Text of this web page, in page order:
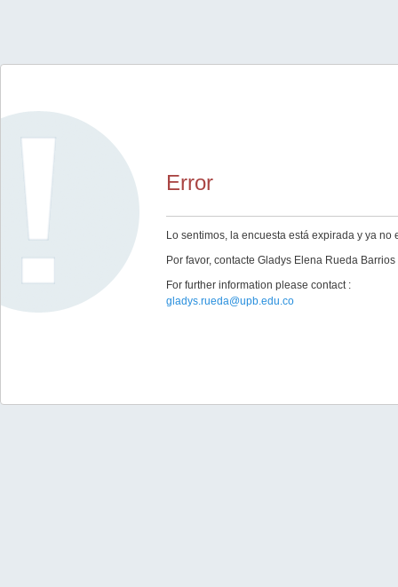
Error
Lo sentimos, la encuesta está expirada y ya no
Por favor, contacte Gladys Elena Rueda
For further information please contact :
gladys.rueda@upb.edu.co